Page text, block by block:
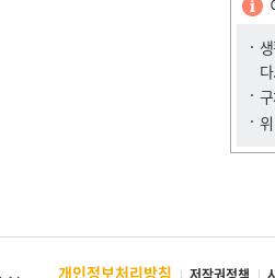
다.
개인정보처리방침